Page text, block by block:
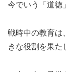
今でいう「道徳
戦時中の教育は
きな役割を果た